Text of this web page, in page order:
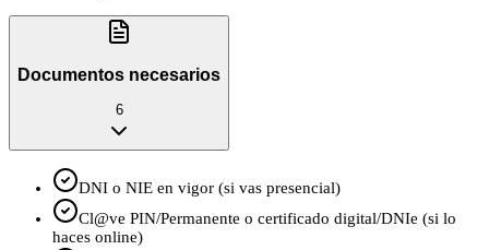
Documentos necesarios
6
DNI o NIE en vigor (si vas presencial)
Cl@ve PIN/Permanente o certificado digital/DNIe (si lo
haces online)